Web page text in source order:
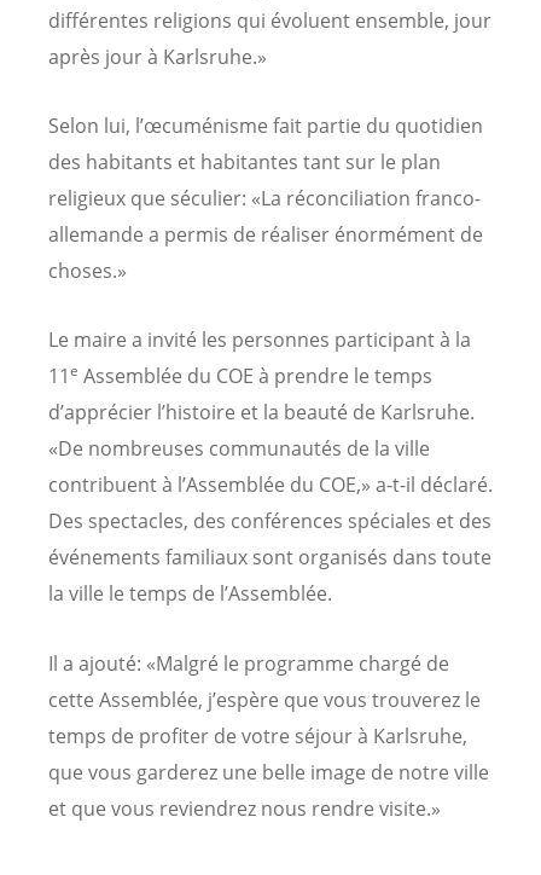
différentes religions qui évoluent ensemble, jour
après jour à Karlsruhe.»
Selon lui, l’œcuménisme fait partie du quotidien
des habitants et habitantes tant sur le plan
religieux que séculier: «La réconciliation franco-
allemande a permis de réaliser énormément de
choses.»
Le maire a invité les personnes participant à la
11e Assemblée du COE à prendre le temps
d’apprécier l’histoire et la beauté de Karlsruhe.
«De nombreuses communautés de la ville
contribuent à l’Assemblée du COE,» a-t-il déclaré.
Des spectacles, des conférences spéciales et des
événements familiaux sont organisés dans toute
la ville le temps de l’Assemblée.
Il a ajouté: «Malgré le programme chargé de
cette Assemblée, j’espère que vous trouverez le
temps de profiter de votre séjour à Karlsruhe,
que vous garderez une belle image de notre ville
et que vous reviendrez nous rendre visite.»